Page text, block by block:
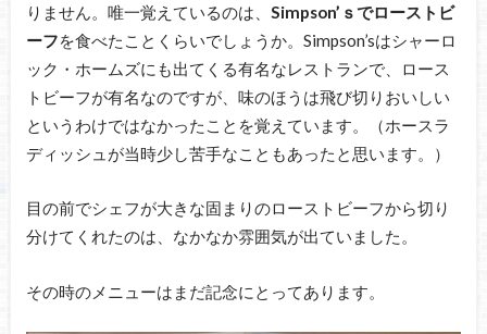
りません。唯一覚えているのは、 Simpson’ｓでローストビ
ーフを食べたことくらいでしょうか。Simpson’sはシャーロ
ック・ホームズにも出てくる有名なレストランで、ロース
トビーフが有名なのですが、味のほうは飛び切りおいしい
というわけではなかったことを覚えています。（ホースラ
ディッシュが当時少し苦手なこともあったと思います。）
目の前でシェフが大きな固まりのローストビーフから切り
分けてくれたのは、なかなか雰囲気が出ていました。
その時のメニューはまだ記念にとってあります。